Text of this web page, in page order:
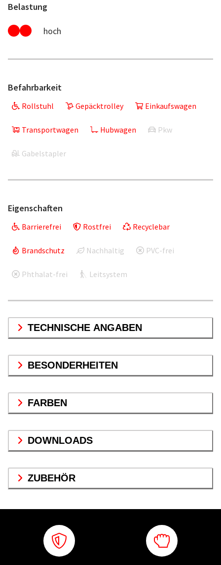
Belastung
hoch
Befahrbarkeit
Rollstuhl Gepäcktrolley Einkaufswagen
Transportwagen Hubwagen Pkw
Gabelstapler
Eigenschaften
Barrierefrei Rostfrei Recyclebar
Brandschutz Nachhaltig PVC-frei
Phthalat-frei Leitsystem
TECHNISCHE ANGABEN
BESONDERHEITEN
FARBEN
DOWNLOADS
ZUBEHÖR